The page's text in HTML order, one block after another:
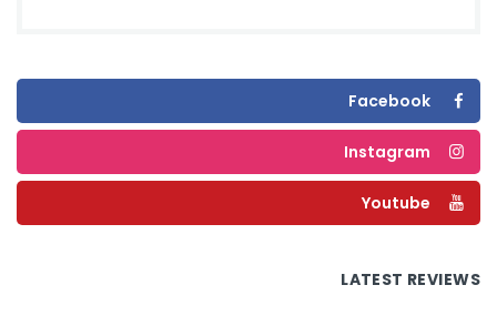
Facebook
Instagram
Youtube
LATEST REVIEWS